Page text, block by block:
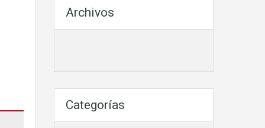
Archivos
Categorías